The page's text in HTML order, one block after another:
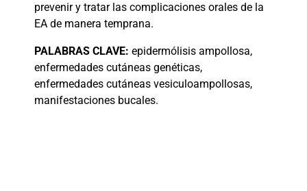
prevenir y tratar las complicaciones orales de la
EA de manera temprana.
PALABRAS CLAVE: epidermólisis ampollosa,
enfermedades cutáneas genéticas,
enfermedades cutáneas vesiculoampollosas,
manifestaciones bucales.